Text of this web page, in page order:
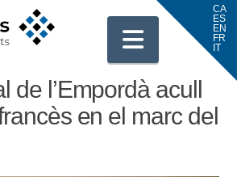
de l’Empordà acull
en el marc del